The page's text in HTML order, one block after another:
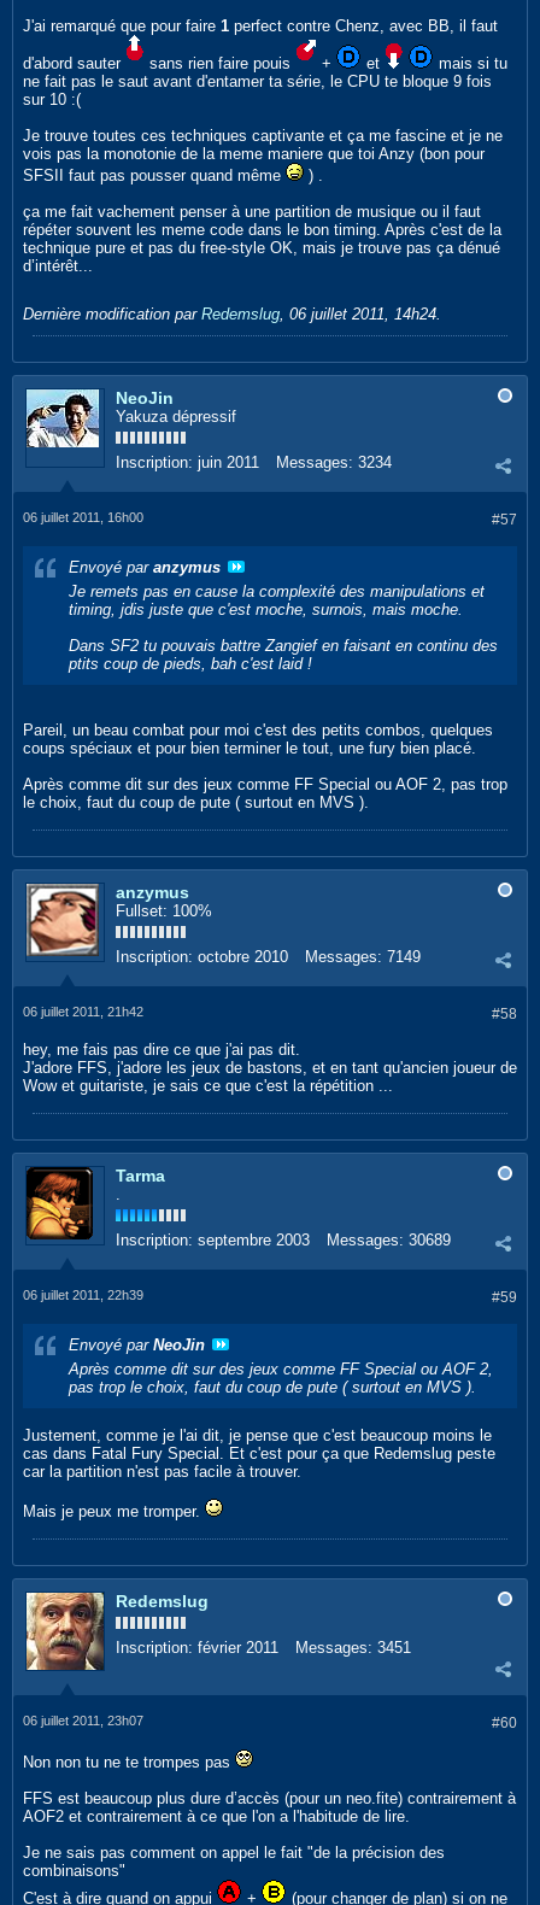
J'ai remarqué que pour faire 1 perfect contre Chenz, avec BB, il faut
d'abord sauter sans rien faire pouis + et
mais si tu
ne fait pas le saut avant d'entamer ta série, le CPU te bloque 9 fois
sur 10 :(
Je trouve toutes ces techniques captivante et ça me fascine et je ne
vois pas la monotonie de la meme maniere que toi Anzy (bon pour
SFSII faut pas pousser quand même
) .
ça me fait vachement penser à une partition de musique ou il faut
répéter souvent les meme code dans le bon timing. Après c'est de la
technique pure et pas du free-style OK, mais je trouve pas ça dénué
d’intérêt...
Dernière modification par Redemslug, 06 juillet 2011, 14h24.
NeoJin
Yakuza dépressif
Inscription: juin 2011 Messages: 3234
#57
06 juillet 2011, 16h00
Envoyé par anzymus
Je remets pas en cause la complexité des manipulations et
timing, jdis juste que c'est moche, surnois, mais moche.
Dans SF2 tu pouvais battre Zangief en faisant en continu des
ptits coup de pieds, bah c'est laid !
Pareil, un beau combat pour moi c'est des petits combos, quelques
coups spéciaux et pour bien terminer le tout, une fury bien placé.
Après comme dit sur des jeux comme FF Special ou AOF 2, pas trop
le choix, faut du coup de pute ( surtout en MVS ).
anzymus
Fullset: 100%
Inscription: octobre 2010 Messages: 7149
#58
06 juillet 2011, 21h42
hey, me fais pas dire ce que j'ai pas dit.
J'adore FFS, j'adore les jeux de bastons, et en tant qu'ancien joueur de
Wow et guitariste, je sais ce que c'est la répétition ...
Tarma
.
Inscription: septembre 2003 Messages: 30689
#59
06 juillet 2011, 22h39
Envoyé par NeoJin
Après comme dit sur des jeux comme FF Special ou AOF 2,
pas trop le choix, faut du coup de pute ( surtout en MVS ).
Justement, comme je l'ai dit, je pense que c'est beaucoup moins le
cas dans Fatal Fury Special. Et c'est pour ça que Redemslug peste
car la partition n'est pas facile à trouver.
Mais je peux me tromper.
Redemslug
Inscription: février 2011 Messages: 3451
#60
06 juillet 2011, 23h07
Non non tu ne te trompes pas
FFS est beaucoup plus dure d’accès (pour un neo.fite) contrairement à
AOF2 et contrairement à ce que l'on a l'habitude de lire.
Je ne sais pas comment on appel le fait "de la précision des
combinaisons"
C'est à dire quand on appui
+ (pour changer de plan) si on ne